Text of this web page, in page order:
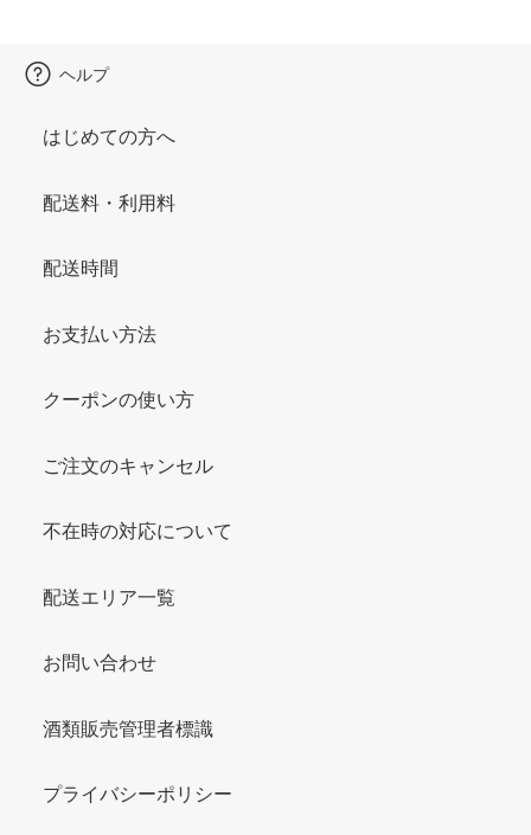
ヘルプ
はじめての方へ
配送料・利用料
配送時間
お支払い方法
クーポンの使い方
ご注文のキャンセル
不在時の対応について
配送エリア一覧
お問い合わせ
酒類販売管理者標識
プライバシーポリシー